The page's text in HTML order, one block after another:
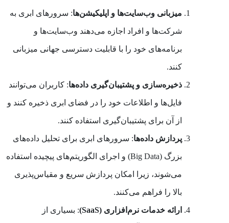
میزبانی وب‌سایت‌ها و اپلیکیشن‌ها: سرورهای ابری به
شرکت‌ها و افراد اجازه می‌دهند وب‌سایت‌ها و
برنامه‌های خود را با قابلیت دسترسی جهانی میزبانی
کنند.
ذخیره‌سازی و پشتیبان‌گیری داده‌ها: کاربران می‌توانند
فایل‌ها و اطلاعات خود را در فضای ابری ذخیره کنند و
از آن برای پشتیبان‌گیری استفاده کنند.
پردازش داده‌ها: سرورهای ابری برای تحلیل داده‌های
بزرگ (Big Data) و اجرای الگوریتم‌های پیچیده استفاده
می‌شوند، زیرا امکان پردازش سریع و مقیاس‌پذیری
بالا را فراهم می‌کنند.
ارائه خدمات نرم‌افزاری (SaaS) : بسیاری از